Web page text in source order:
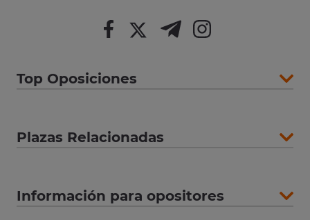
Top Oposiciones
Plazas Relacionadas
Información para opositores